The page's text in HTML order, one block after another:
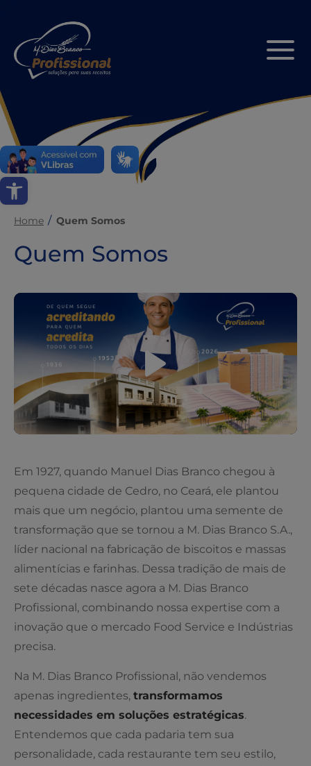
Abrir a barra de ferramentas
Home Quem Somos
Quem Somos
Em 1927, quando Manuel Dias Branco chegou à
pequena cidade de Cedro, no Ceará, ele plantou
mais que um negócio, plantou uma semente de
transformação que se tornou a M. Dias Branco S.A.,
líder nacional na fabricação de biscoitos e massas
alimentícias e farinhas. Dessa tradição de mais de
sete décadas nasce agora a M. Dias Branco
Profissional, combinando nossa expertise com a
inovação que o mercado Food Service e Indústrias
precisa.
Na M. Dias Branco Profissional, não vendemos
apenas ingredientes, transformamos
necessidades em soluções estratégicas.
Entendemos que cada padaria tem sua
personalidade, cada restaurante tem seu estilo,